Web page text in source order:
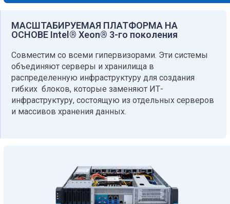
МАСШТАБИРУЕМАЯ ПЛАТФОРМА НА
ОСНОВЕ Intel® Xeon® 3-го поколения​
Совместим со всеми гипервизорами. Эти системы
объединяют серверы и хранилища в
распределенную инфраструктуру для создания
гибких блоков, которые заменяют ИТ-
инфраструктуру, состоящую из отдельных серверов
и массивов хранения данных.